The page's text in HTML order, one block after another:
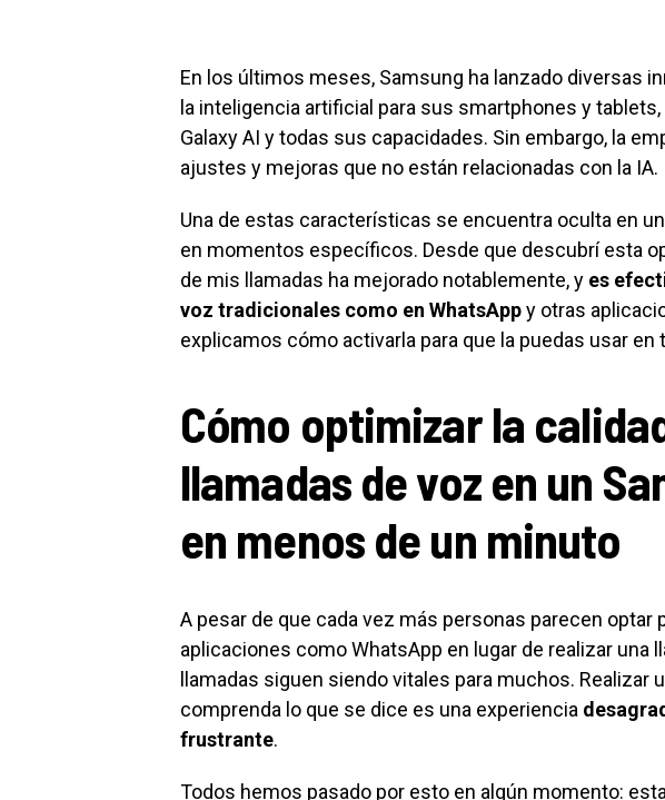
En los últimos meses, Samsung ha lanzado diversas
la inteligencia artificial para sus smartphones y
Galaxy AI y todas sus capacidades. Sin embargo, la
ajustes y mejoras que no están relacionadas con la IA.
Una de estas características se encuentra oculta en
en momentos específicos. Desde que descubrí esta
de mis llamadas ha mejorado notablemente, y es
voz tradicionales como en WhatsAppy otras
explicamos cómo activarla para que la puedas usar en
Cómo optimizar la
llamadas de voz en un
en menos de un minuto
A pesar de que cada vez más personas parecen optar
aplicaciones como WhatsApp en lugar de realizar una
llamadas siguen siendo vitales para muchos. Realizar
comprenda lo que se dice es una experiencia
frustrante.
Todos hemos pasado por esto en algún momento: